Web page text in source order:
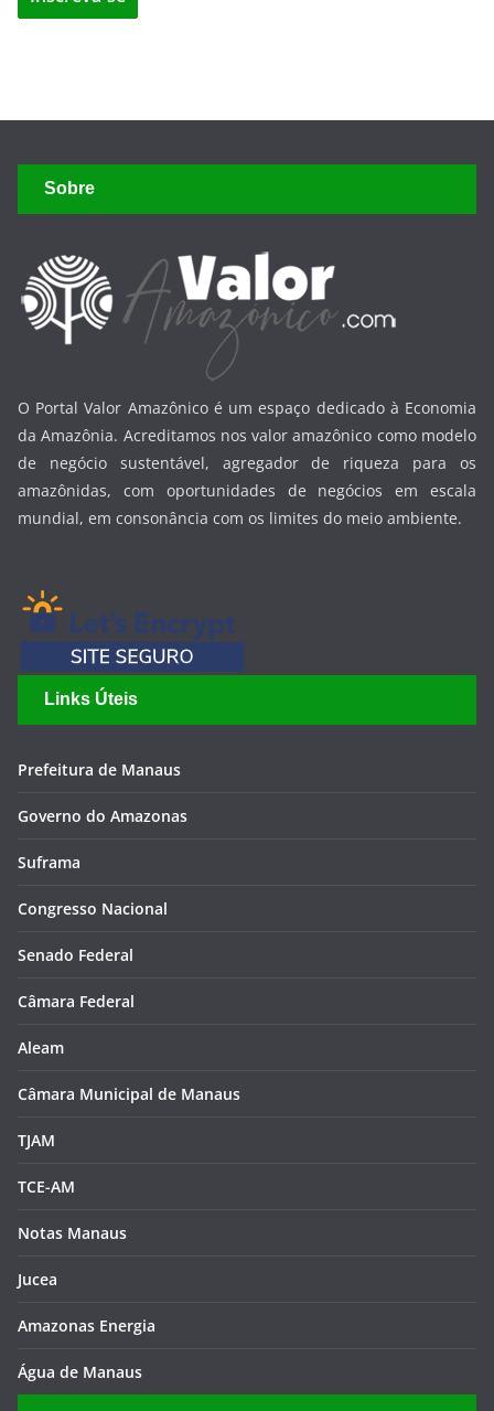
Sobre
O Portal Valor Amazônico é um espaço dedicado à Economia
da Amazônia. Acreditamos nos valor amazônico como modelo
de negócio sustentável, agregador de riqueza para os
amazônidas, com oportunidades de negócios em escala
mundial, em consonância com os limites do meio ambiente.
Links Úteis
Prefeitura de Manaus
Governo do Amazonas
Suframa
Congresso Nacional
Senado Federal
Câmara Federal
Aleam
Câmara Municipal de Manaus
TJAM
TCE-AM
Notas Manaus
Jucea
Amazonas Energia
Água de Manaus